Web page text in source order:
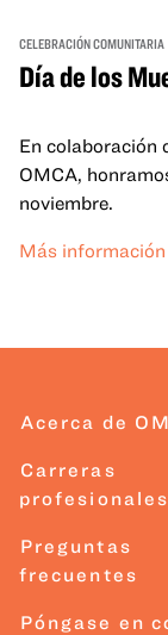
CELEBRACIÓN COMUNITARIA
Día de los
En colaboración
OMCA,
noviembre.
Más información
Acerca de
Carreras
profesionales
Preguntas
frecuentes
Póngase en